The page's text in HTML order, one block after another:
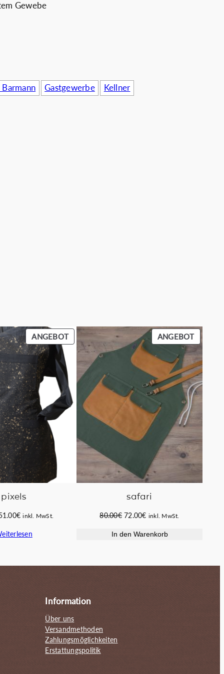
Gewebe
Gastgewerbe
Kellner
ANGEBOTPRODUKT
IM
ANGEBOT
pixels
€Aktueller
ist:
inkl. MwSt.
ANGEBOT
IM
safari
80.00€ Ursprünglicher
war:
72.00€Aktueller
ist:
inkl. MwSt.
In den Warenkorb
Information
Über uns
Versandmethoden
Zahlungsmöglichkeiten
Erstattungspolitik